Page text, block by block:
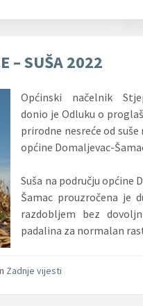
– SUŠA 2022
Općinski načelnik
donio je Odluku o
prirodne nesreće od suše
općine Domaljevac-
Suša na području općine
Šamac prouzročena je
razdobljem bez
padalina za normalan
Zadnje vijesti